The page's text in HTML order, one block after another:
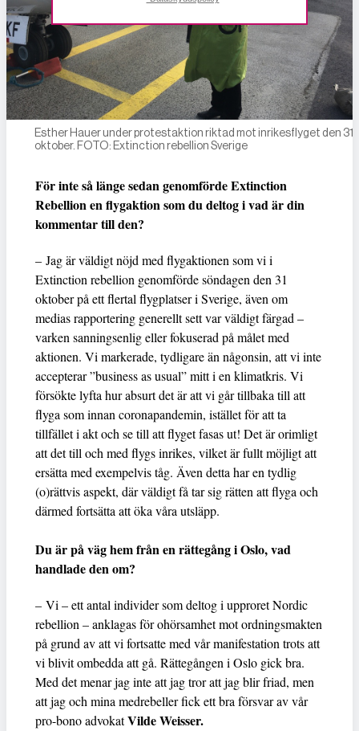
Esther Hauer under protestaktion riktad mot inrikesflyget den 31
oktober. FOTO: Extinction rebellion Sverige
För inte så länge sedan genomförde Extinction
Rebellion en flygaktion som du deltog i vad är din
kommentar till den?
– Jag är väldigt nöjd med flygaktionen som vi i
Extinction rebellion genomförde söndagen den 31
oktober på ett flertal flygplatser i Sverige, även om
medias rapportering generellt sett var väldigt färgad –
varken sanningsenlig eller fokuserad på målet med
aktionen. Vi markerade, tydligare än någonsin, att vi inte
accepterar ”business as usual” mitt i en klimatkris. Vi
försökte lyfta hur absurt det är att vi går tillbaka till att
flyga som innan coronapandemin, istället för att ta
tillfället i akt och se till att flyget fasas ut! Det är orimligt
att det till och med flygs inrikes, vilket är fullt möjligt att
ersätta med exempelvis tåg. Även detta har en tydlig
(o)rättvis aspekt, där väldigt få tar sig rätten att flyga och
därmed fortsätta att öka våra utsläpp.
Du är på väg hem från en rättegång i Oslo, vad
handlade den om?
– Vi – ett antal individer som deltog i upproret Nordic
rebellion – anklagas för ohörsamhet mot ordningsmakten
på grund av att vi fortsatte med vår manifestation trots att
vi blivit ombedda att gå. Rättegången i Oslo gick bra.
Med det menar jag inte att jag tror att jag blir friad, men
att jag och mina medrebeller fick ett bra försvar av vår
pro-bono advokatVilde Weisser.